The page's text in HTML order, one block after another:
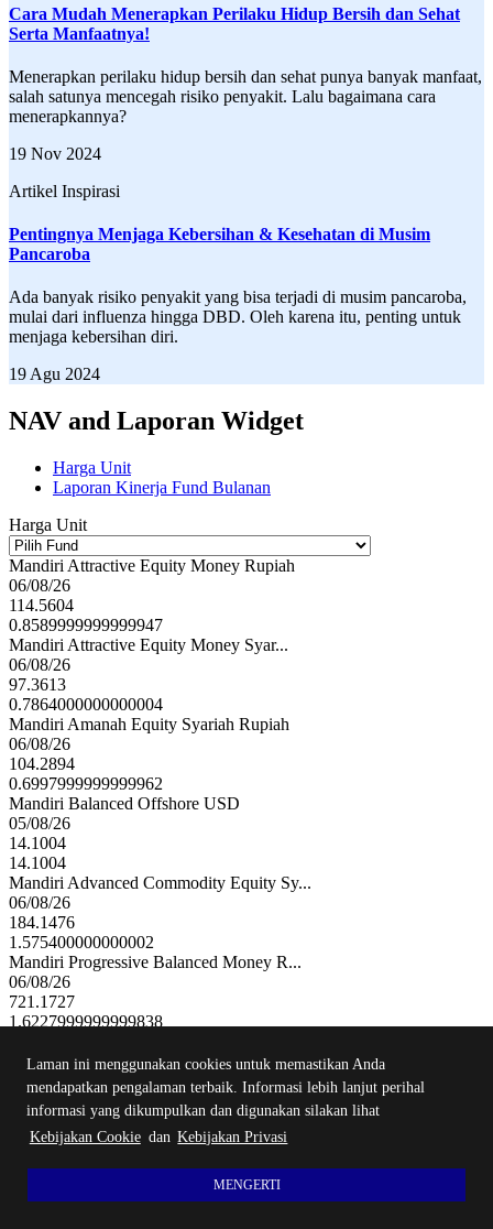
Laman ini menggunakan cookies untuk memastikan Anda
mendapatkan pengalaman terbaik. Informasi lebih lanjut perihal
informasi yang dikumpulkan dan digunakan silakan lihat
Kebijakan Cookie dan Kebijakan Privasi
MENGERTI
Cara Mudah Menerapkan Perilaku Hidup Bersih dan Sehat
Serta Manfaatnya!
Menerapkan perilaku hidup bersih dan sehat punya banyak manfaat,
salah satunya mencegah risiko penyakit. Lalu bagaimana cara
menerapkannya?
19 Nov 2024
Artikel Inspirasi
Pentingnya Menjaga Kebersihan & Kesehatan di Musim
Pancaroba
Ada banyak risiko penyakit yang bisa terjadi di musim pancaroba,
mulai dari influenza hingga DBD. Oleh karena itu, penting untuk
menjaga kebersihan diri.
19 Agu 2024
NAV and Laporan Widget
Harga Unit
Laporan Kinerja Fund Bulanan
Harga Unit
Mandiri Attractive Equity Money Rupiah
06/08/26
114.5604
0.8589999999999947
Mandiri Attractive Equity Money Syar...
06/08/26
97.3613
0.7864000000000004
Mandiri Amanah Equity Syariah Rupiah
06/08/26
104.2894
0.6997999999999962
Mandiri Balanced Offshore USD
05/08/26
14.1004
14.1004
Mandiri Advanced Commodity Equity Sy...
06/08/26
184.1476
1.575400000000002
Mandiri Progressive Balanced Money R...
06/08/26
721.1727
1.6227999999999838
06/08/26
124.7585
0.013499999999993406
Mandiri Balanced Offshore USD Class B
05/08/26
Mandiri Money Market Rupiah